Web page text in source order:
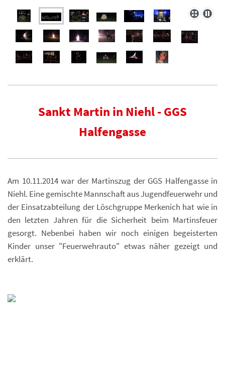
Sankt Martin in Niehl - GGS
Halfengasse
Am 10.11.2014 war der Martinszug der GGS Halfengasse in
Niehl. Eine gemischte Mannschaft aus Jugendfeuerwehr und
der Einsatzabteilung der Löschgruppe Merkenich hat wie in
den letzten Jahren für die Sicherheit beim Martinsfeuer
gesorgt. Nebenbei haben wir noch einigen begeisterten
Kinder unser "Feuerwehrauto" etwas näher gezeigt und
erklärt.